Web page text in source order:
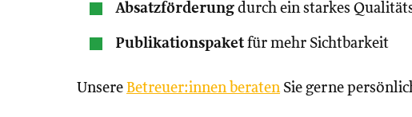
Absatzförderung durch ein starkes
Publikationspaket für mehr Sichtbarkeit
Unsere Betreuer:innen beratenSie gerne